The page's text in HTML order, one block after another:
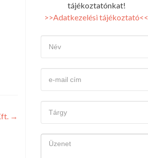
→
tájékoztatónkat!
>>Adatkezelési tájékoztató<<